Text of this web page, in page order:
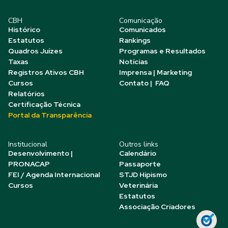
CBH
Histórico
Estatutos
Quadros Juízes
Taxas
Registros Ativos CBH
Cursos
Relatórios
Certificação Técnica
Portal da Transparência
Comunicação
Comunicados
Rankings
Programas e Resultados
Notícias
Imprensa | Marketing
Contato | FAQ
Institucional
Desenvolvimento |
PRONACAP
FEI / Agenda Internacional
Cursos
Outros links
Calendário
Passaporte
STJD Hipismo
Veterinária
Estatutos
Associação Criadores